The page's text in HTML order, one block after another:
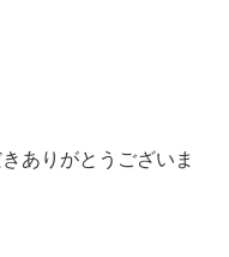
ありがとうございま